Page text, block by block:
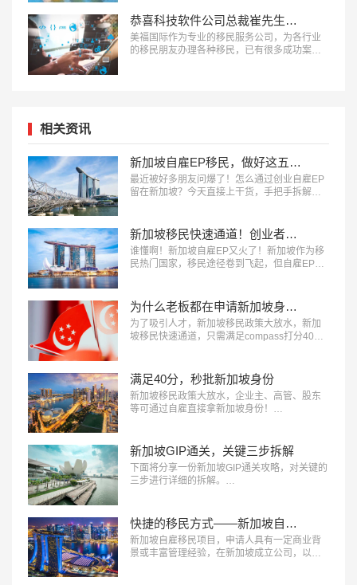
恭喜科技软件公司总裁崔先生获得新加坡科技准证EP！
美福国际作为专业的移民服务公司，为各行业
的移民朋友办理各种移民，已有很多成功案
相关资讯
新加坡自雇EP移民，做好这五步稳拿身份
最近被好多朋友问爆了！怎么通过创业自雇EP​
留在新加坡？今天直接上干货，手把手拆解五
新加坡移民快速通道！创业者福利来啦！
谁懂啊！新加坡自雇EP​又火了！新加坡作为移
民热门国家，移民途径卷到飞起，但自雇EP为
为什么老板都在申请新加坡身份？
为了吸引人才，新加坡移民​政策大放水，新加
坡移民快速通道，只需满足compass打分40分
满足40分，秒批新加坡身份
新加坡移民​政策大放水，企业主、高管、股东
等可通过自雇直接拿新加坡身份！…
新加坡GIP通关，关键三步拆解
下面将分享一份新加坡GIP通关攻略，对关键的
三步进行详细的拆解。…
快捷的移民方式——新加坡自雇移民
新加坡自雇移民项目，申请人具有一定商业背
景或丰富管理经验，在新加坡成立公司，以自